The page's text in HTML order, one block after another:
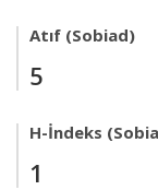
Atıf (Sobiad)
5
H-İndeks
1